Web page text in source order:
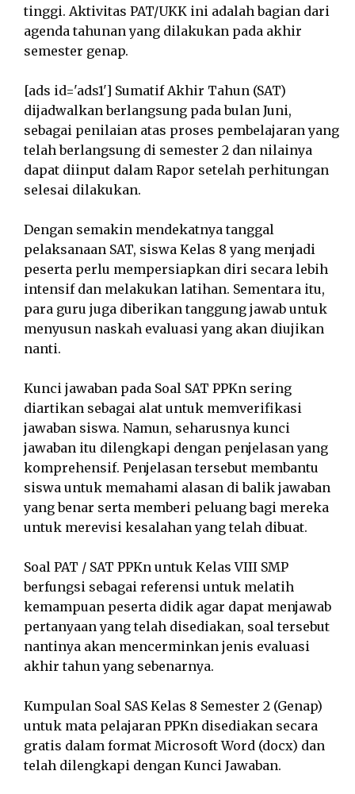
tinggi. Aktivitas PAT/UKK ini adalah bagian dari
agenda tahunan yang dilakukan pada akhir
semester genap.
[ads id='ads1'] Sumatif Akhir Tahun (SAT)
dijadwalkan berlangsung pada bulan Juni,
sebagai penilaian atas proses pembelajaran yang
telah berlangsung di semester 2 dan nilainya
dapat diinput dalam Rapor setelah perhitungan
selesai dilakukan.
Dengan semakin mendekatnya tanggal
pelaksanaan SAT, siswa Kelas 8 yang menjadi
peserta perlu mempersiapkan diri secara lebih
intensif dan melakukan latihan. Sementara itu,
para guru juga diberikan tanggung jawab untuk
menyusun naskah evaluasi yang akan diujikan
nanti.
Kunci jawaban pada Soal SAT PPKn sering
diartikan sebagai alat untuk memverifikasi
jawaban siswa. Namun, seharusnya kunci
jawaban itu dilengkapi dengan penjelasan yang
komprehensif. Penjelasan tersebut membantu
siswa untuk memahami alasan di balik jawaban
yang benar serta memberi peluang bagi mereka
untuk merevisi kesalahan yang telah dibuat.
Soal PAT / SAT PPKn untuk Kelas VIII SMP
berfungsi sebagai referensi untuk melatih
kemampuan peserta didik agar dapat menjawab
pertanyaan yang telah disediakan, soal tersebut
nantinya akan mencerminkan jenis evaluasi
akhir tahun yang sebenarnya.
Kumpulan Soal SAS Kelas 8 Semester 2 (Genap)
untuk mata pelajaran PPKn disediakan secara
gratis dalam format Microsoft Word (docx) dan
telah dilengkapi dengan Kunci Jawaban.